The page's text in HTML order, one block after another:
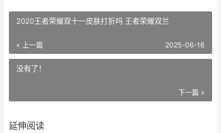
2020王者荣耀双十一皮肤打折吗 王者荣耀双兰
« 上一篇 2025-06-16
没有了！
下一篇 »
延伸阅读